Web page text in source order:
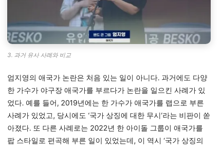
3. 과거 유사 사례와 비교
엄지영의 애국가 논란은 처음 있는 일이 아니다. 과거에도 다양
한 가수가 야구장 애국가를 부르다가 논란을 일으킨 사례가 있
었다. 예를 들어, 2019년에는 한 가수가 애국가를 랩으로 부른
사례가 있었고, 당시에도 ‘국가 상징에 대한 무시’라는 비판이 쏟
아졌다. 또 다른 사례로는 2022년 한 아이돌 그룹이 애국가를
팝 스타일로 편곡해 부른 일이 있었는데, 이 역시 ‘국가 상징의